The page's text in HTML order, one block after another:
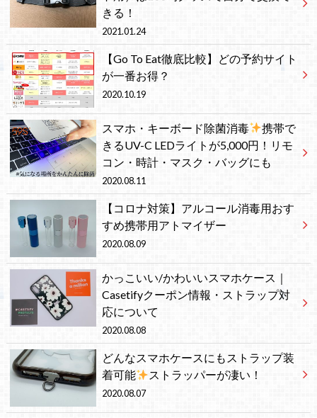
きる！
2021.01.24
【Go To Eat徹底比較】どの予約サイト
が一番お得？
2020.10.19
スマホ・キーボード除菌消毒
携帯で
きるUV-C LEDライトが5,000円！リモ
コン・時計・マスク・バッグにも
2020.08.11
【コロナ対策】アルコール消毒用おす
すめ携帯用アトマイザー
2020.08.09
かっこいい/かわいいスマホケース｜
Casetifyクーポン情報・ストラップ対
応について
2020.08.08
どんなスマホケースにもストラップ装
着可能
ストラッパーが凄い！
2020.08.07